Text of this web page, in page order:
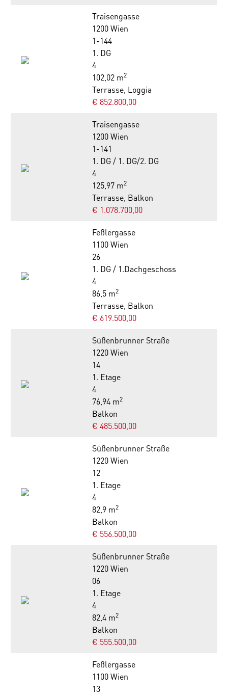
Traisengasse
1200 Wien
1-144
1. DG
4
102,02 m2
Terrasse, Loggia
€ 852.800,00
Traisengasse
1200 Wien
1-141
1. DG / 1. DG/2. DG
4
125,97 m2
Terrasse, Balkon
€ 1.078.700,00
Feßlergasse
1100 Wien
26
1. DG / 1.Dachgeschoss
4
86,5 m2
Terrasse, Balkon
€ 619.500,00
Süßenbrunner Straße
1220 Wien
14
1. Etage
4
76,94 m2
Balkon
€ 485.500,00
Süßenbrunner Straße
1220 Wien
12
1. Etage
4
82,9 m2
Balkon
€ 556.500,00
Süßenbrunner Straße
1220 Wien
06
1. Etage
4
82,4 m2
Balkon
€ 555.500,00
Feßlergasse
1100 Wien
13